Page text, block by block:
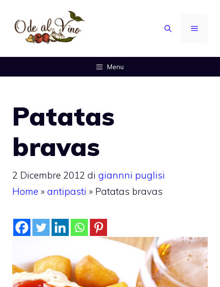
contenuto
MENU
Menu
Patatas
bravas
2 Dicembre 2012 di giannni puglisi
Home » antipasti » Patatas bravas